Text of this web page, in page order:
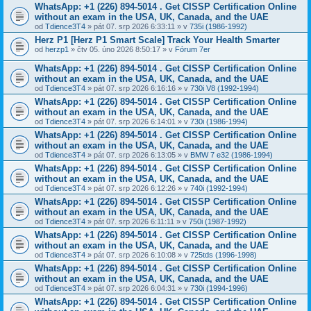
WhatsApp: +1 (226) 894-5014​ . Get CISSP Certification Online
without an exam in the USA, UK, Canada, and the UAE
od Tdience3T4 » pát 07. srp 2026 6:33:11 » v 735i (1986-1992)
Herz P1 [Herz P1 Smart Scale] Track Your Health Smarter
od herzp1 » čtv 05. úno 2026 8:50:17 » v Fórum 7er
WhatsApp: +1 (226) 894-5014​ . Get CISSP Certification Online
without an exam in the USA, UK, Canada, and the UAE
od Tdience3T4 » pát 07. srp 2026 6:16:16 » v 730i V8 (1992-1994)
WhatsApp: +1 (226) 894-5014​ . Get CISSP Certification Online
without an exam in the USA, UK, Canada, and the UAE
od Tdience3T4 » pát 07. srp 2026 6:14:01 » v 730i (1986-1994)
WhatsApp: +1 (226) 894-5014​ . Get CISSP Certification Online
without an exam in the USA, UK, Canada, and the UAE
od Tdience3T4 » pát 07. srp 2026 6:13:05 » v BMW 7 e32 (1986-1994)
WhatsApp: +1 (226) 894-5014​ . Get CISSP Certification Online
without an exam in the USA, UK, Canada, and the UAE
od Tdience3T4 » pát 07. srp 2026 6:12:26 » v 740i (1992-1994)
WhatsApp: +1 (226) 894-5014​ . Get CISSP Certification Online
without an exam in the USA, UK, Canada, and the UAE
od Tdience3T4 » pát 07. srp 2026 6:11:11 » v 750i (1987-1992)
WhatsApp: +1 (226) 894-5014​ . Get CISSP Certification Online
without an exam in the USA, UK, Canada, and the UAE
od Tdience3T4 » pát 07. srp 2026 6:10:08 » v 725tds (1996-1998)
WhatsApp: +1 (226) 894-5014​ . Get CISSP Certification Online
without an exam in the USA, UK, Canada, and the UAE
od Tdience3T4 » pát 07. srp 2026 6:04:31 » v 730i (1994-1996)
WhatsApp: +1 (226) 894-5014​ . Get CISSP Certification Online